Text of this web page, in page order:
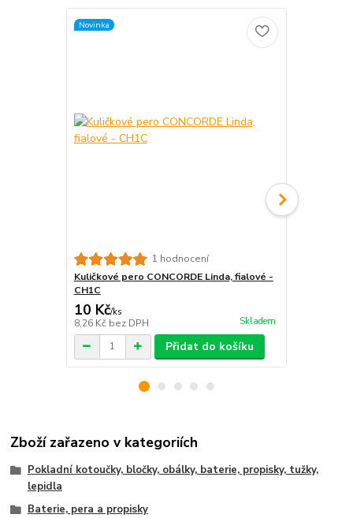
Novinka
1 hodnocení
Kuličkové pero CONCORDE Linda, fialové -
CH1C
10 Kč/ks
8,26 Kč bez DPH Skladem
Přidat do košíku
Zboží zařazeno v kategoriích
Pokladní kotoučky, bločky, obálky, baterie, propisky, tužky,
lepidla
Baterie, pera a propisky